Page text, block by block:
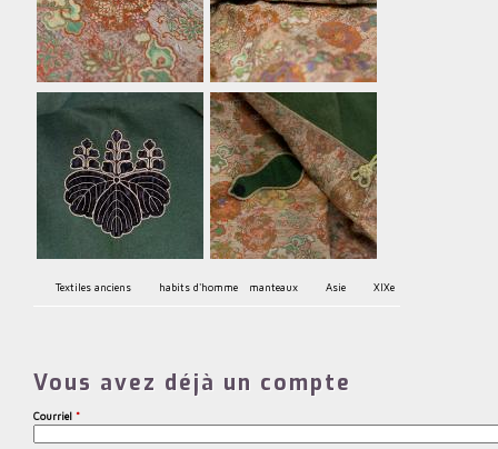
Textiles anciens habits d'homme manteaux Asie XIXe
Vous avez déjà un compte
Courriel *